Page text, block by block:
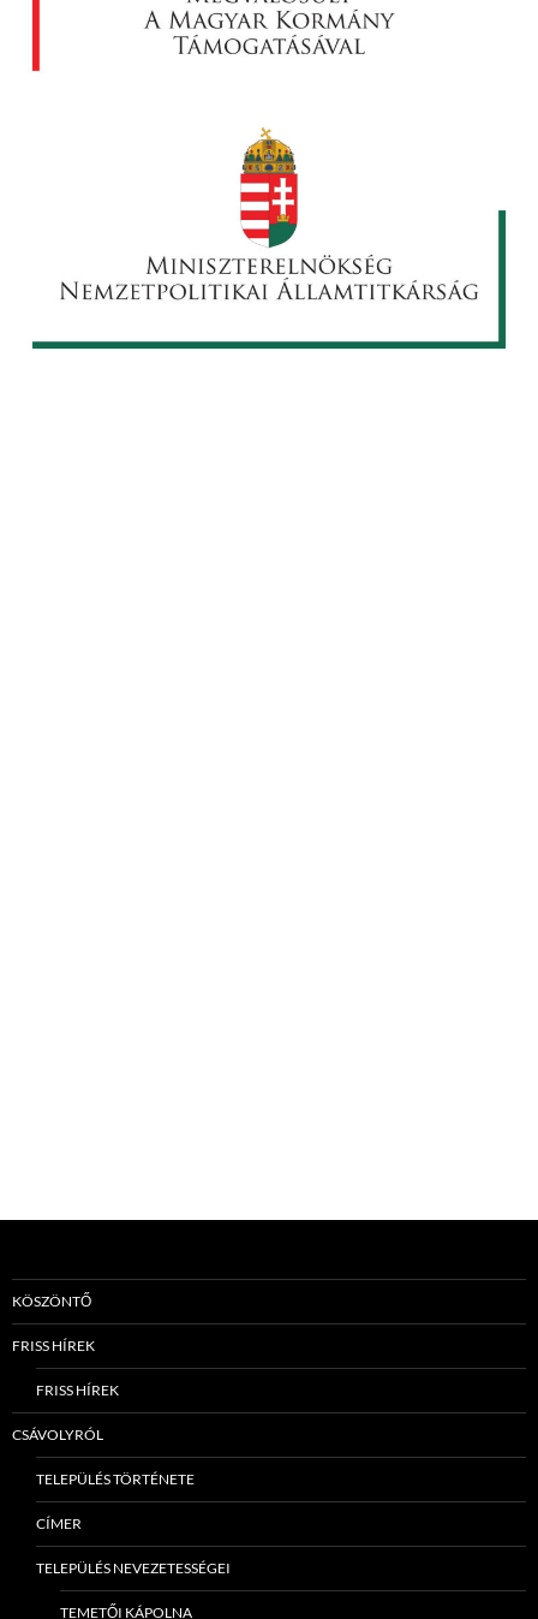
KÖSZÖNTŐ
FRISS HÍREK
FRISS HÍREK
CSÁVOLYRÓL
TELEPÜLÉS TÖRTÉNETE
CÍMER
TELEPÜLÉS NEVEZETESSÉGEI
TEMETŐI KÁPOLNA